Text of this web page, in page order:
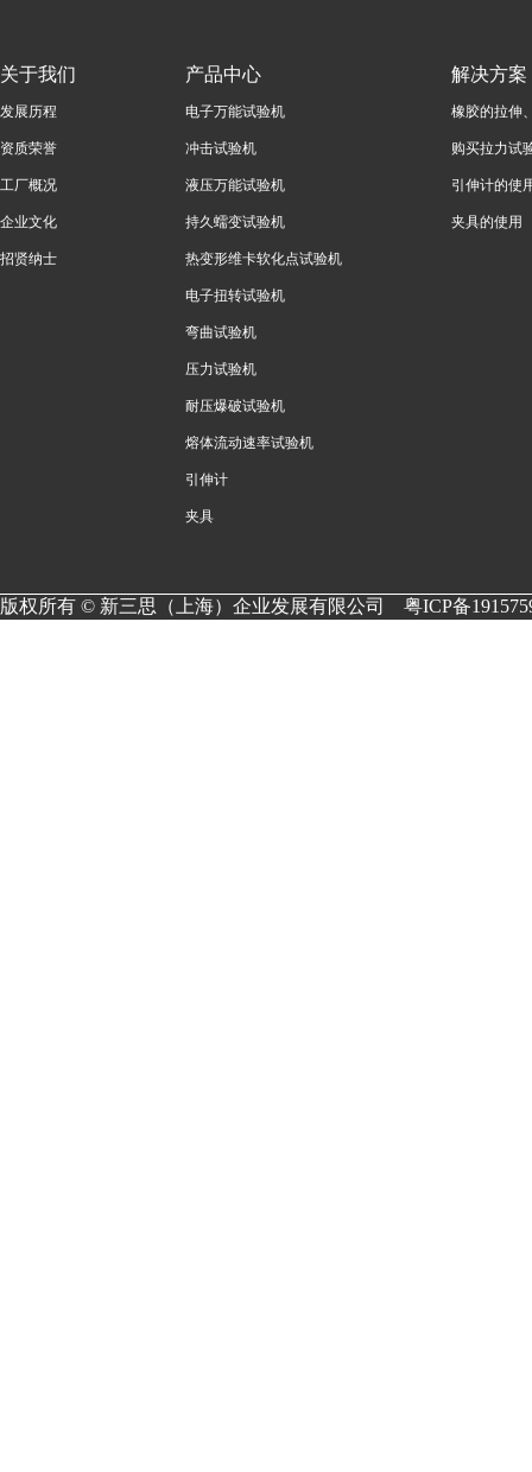
关于我们
发展历程
资质荣誉
工厂概况
企业文化
招贤纳士
产品中心
电子万能试验机
冲击试验机
液压万能试验机
持久蠕变试验机
热变形维卡软化点试验机
电子扭转试验机
弯曲试验机
压力试验机
耐压爆破试验机
熔体流动速率试验机
引伸计
夹具
解决方案
橡胶的拉伸
购买拉力试
引伸计的使
夹具的使用
版权所有 © 新三思（上海）企业发展有限公司 粤ICP备